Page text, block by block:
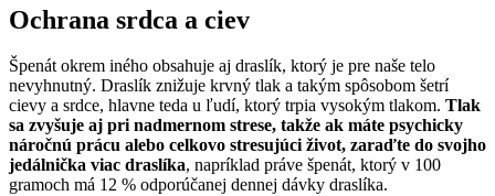
Ochrana srdca a ciev
Špenát okrem iného obsahuje aj draslík, ktorý je pre naše telo
nevyhnutný. Draslík znižuje krvný tlak a takým spôsobom šetrí
cievy a srdce, hlavne teda u ľudí, ktorý trpia vysokým tlakom. Tlak
sa zvyšuje aj pri nadmernom strese, takže ak máte psychicky
náročnú prácu alebo celkovo stresujúci život, zaraďte do svojho
jedálnička viac draslíka, napríklad práve špenát, ktorý v 100
gramoch má 12 % odporúčanej dennej dávky draslíka.